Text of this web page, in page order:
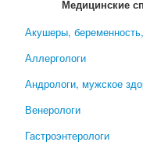
Медицинские
Акушеры,
Аллергологи
Андрологи, мужское
Венерологи
Гастроэнтерологи